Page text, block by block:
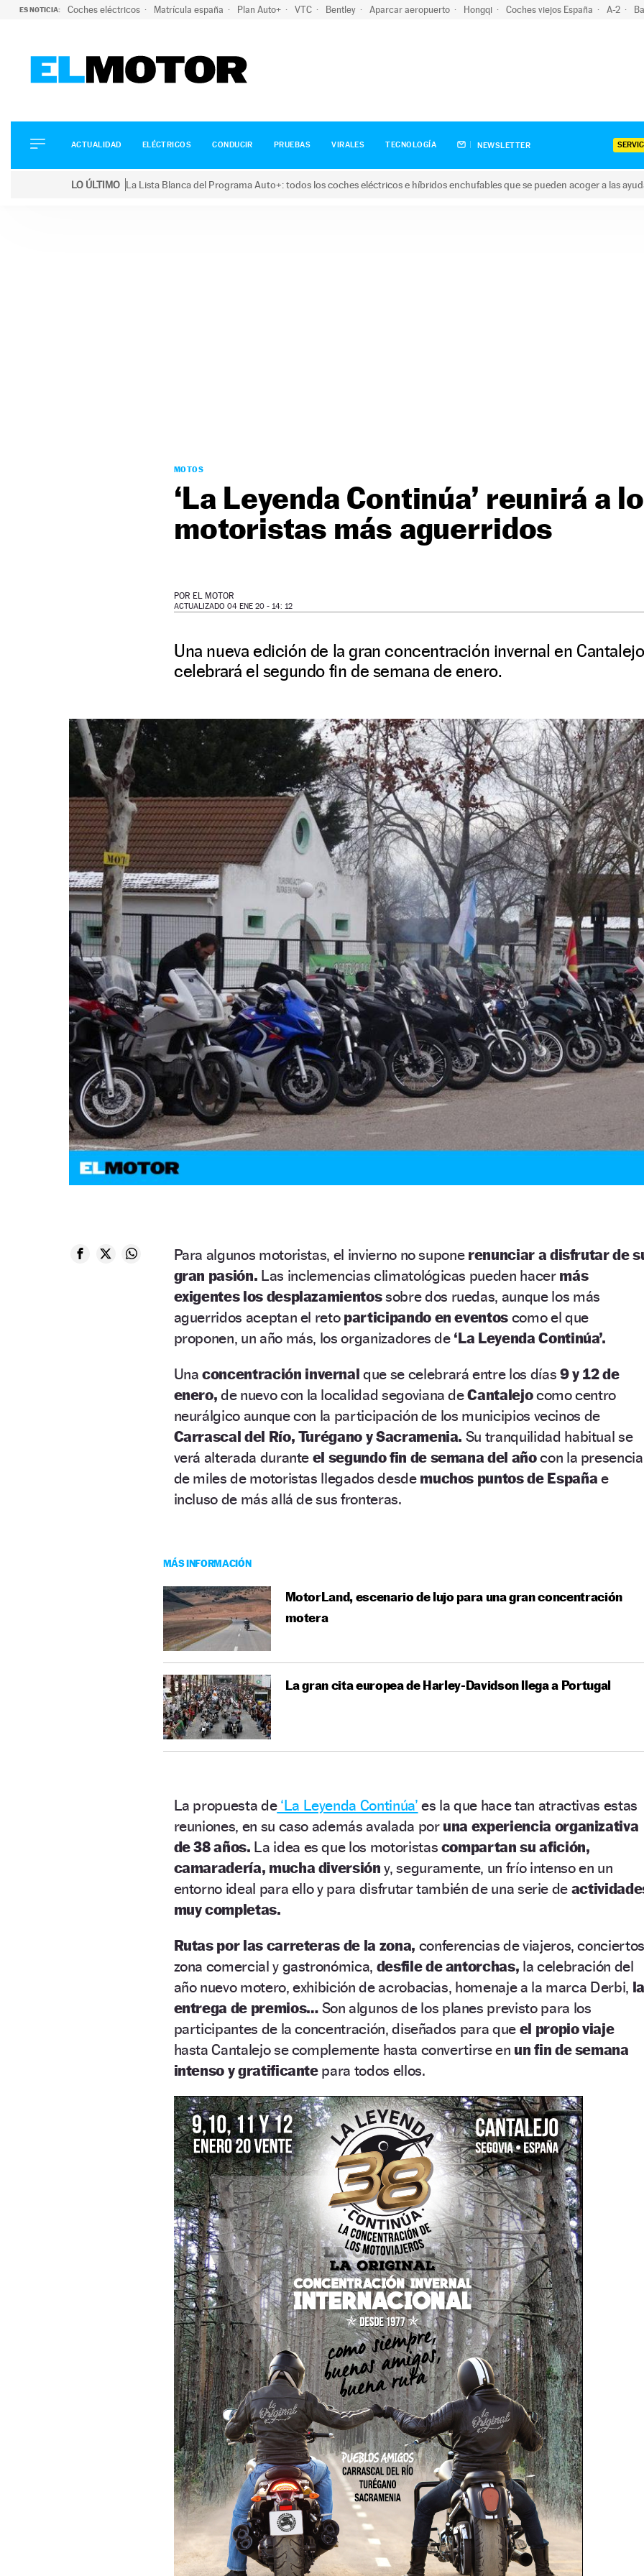
ES NOTICIA: Coches eléctricos Matrícula españa Plan Auto+ VTC Bentley Aparcar aeropuerto Hongqi Coches viejos España A-2
ELÉCTRICOS
CONDUCIR
ACTUALIDAD ELÉCTRICOS CONDUCIR PRUEBAS VIRALES TECNOLOGÍA NEWSLETTER
LO ÚLTIMO La Lista Blanca del Programa Auto+: todos los coches eléctricos e híbridos enchufables que se pueden acoger a las
MOTOS
‘La Leyenda Continúa’ reunirá a
motoristas más aguerridos
POR EL MOTOR
ACTUALIZADO 04 ENE 20 - 14: 12
Una nueva edición de la gran concentración invernal en
celebrará el segundo fin de semana de enero.
Para algunos motoristas, el invierno no supone renunciar a disfrutar de
gran pasión. Las inclemencias climatológicas pueden hacermás
exigentes los desplazamientossobre dos ruedas, aunque los más
aguerridos aceptan el reto participando en eventos como el que
proponen, un año más, los organizadores de‘La Leyenda Continúa’.
Unaconcentración invernal que se celebrará entre los días 9 y 12 de
enero, de nuevo con la localidad segoviana deCantalejocomo centro
neurálgico aunque con la participación de los municipios vecinos de
Carrascal del Río, Turégano y Sacramenia. Su tranquilidad habitual se
verá alterada durante el segundo fin de semana del añocon la presencia
de miles de motoristas llegados desde muchos puntos de España e
incluso de más allá de sus fronteras.
MÁS INFORMACIÓN
MotorLand, escenario de lujo para una gran concentración
motera
La gran cita europea de Harley-Davidson llega a Portugal
La propuesta de‘La Leyenda Continúa’ es la que hace tan atractivas estas
reuniones, en su caso además avalada por una experiencia organizativa
de 38 años. La idea es que los motoristas compartan su afición,
camaradería, mucha diversión y, seguramente, un frío intenso en un
entorno ideal para ello y para disfrutar también de una serie de
muy completas.
Rutas por las carreteras de la zona, conferencias de viajeros,
zona comercial y gastronómica, desfile de antorchas, la celebración del
año nuevo motero, exhibición de acrobacias, homenaje a la marca Derbi, la
entrega de premios…Son algunos de los planes previsto para los
participantes de la concentración, diseñados para que el propio viaje
hasta Cantalejo se complemente hasta convertirse en un fin de semana
intenso y gratificantepara todos ellos.